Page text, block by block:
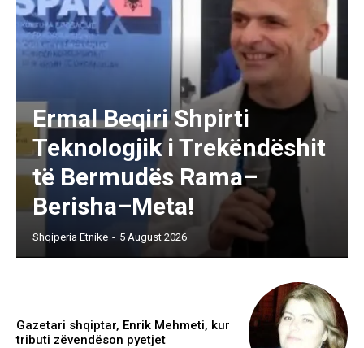
Ermal Beqiri Shpirti
Teknologjik i Trekëndëshit
të Bermudës Rama–
Berisha–Meta!
Shqiperia Etnike - 5 August 2026
Gazetari shqiptar, Enrik Mehmeti, kur
tributi zëvendëson pyetjet